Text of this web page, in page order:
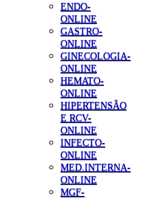
ENDO-
ONLINE
GASTRO-
ONLINE
GINECOLOGIA-
ONLINE
HEMATO-
ONLINE
HIPERTENSÃO
E RCV-
ONLINE
INFECTO-
ONLINE
MED.INTERNA-
ONLINE
MGF-